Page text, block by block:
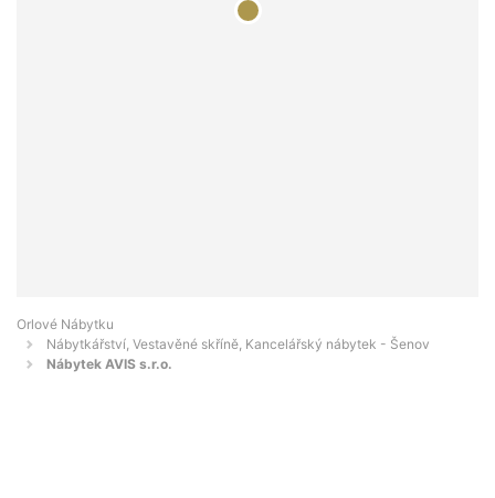
Orlové Nábytku
Nábytkářství, Vestavěné skříně, Kancelářský nábytek - Šenov
Nábytek AVIS s.r.o.